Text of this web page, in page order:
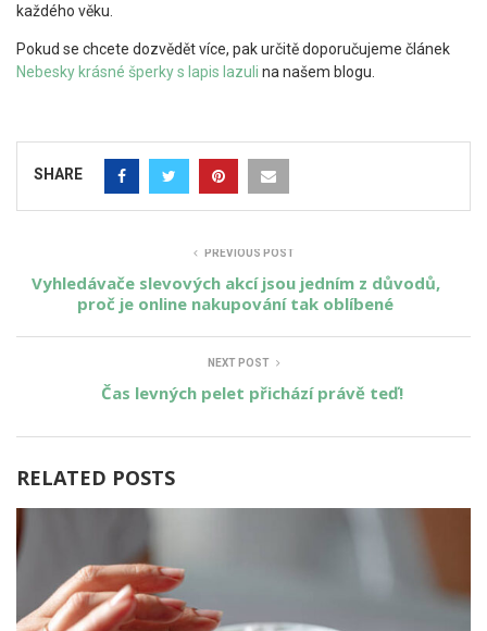
každého věku.
Pokud se chcete dozvědět více, pak určitě doporučujeme článek
Nebesky krásné šperky s lapis lazuli na našem blogu.
SHARE
PREVIOUS POST
Vyhledávače slevových akcí jsou jedním z důvodů,
proč je online nakupování tak oblíbené
NEXT POST
Čas levných pelet přichází právě teď!
RELATED POSTS